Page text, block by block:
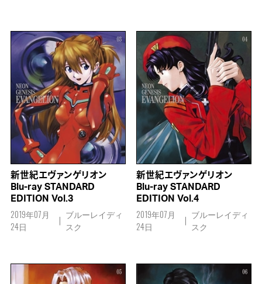
新世紀エヴァンゲリオン
Blu-ray STANDARD
EDITION Vol.3
2019年07月
24日
ブルーレイディ
スク
新世紀エヴァンゲリオン
Blu-ray STANDARD
EDITION Vol.4
2019年07月
24日
ブルーレイディ
スク